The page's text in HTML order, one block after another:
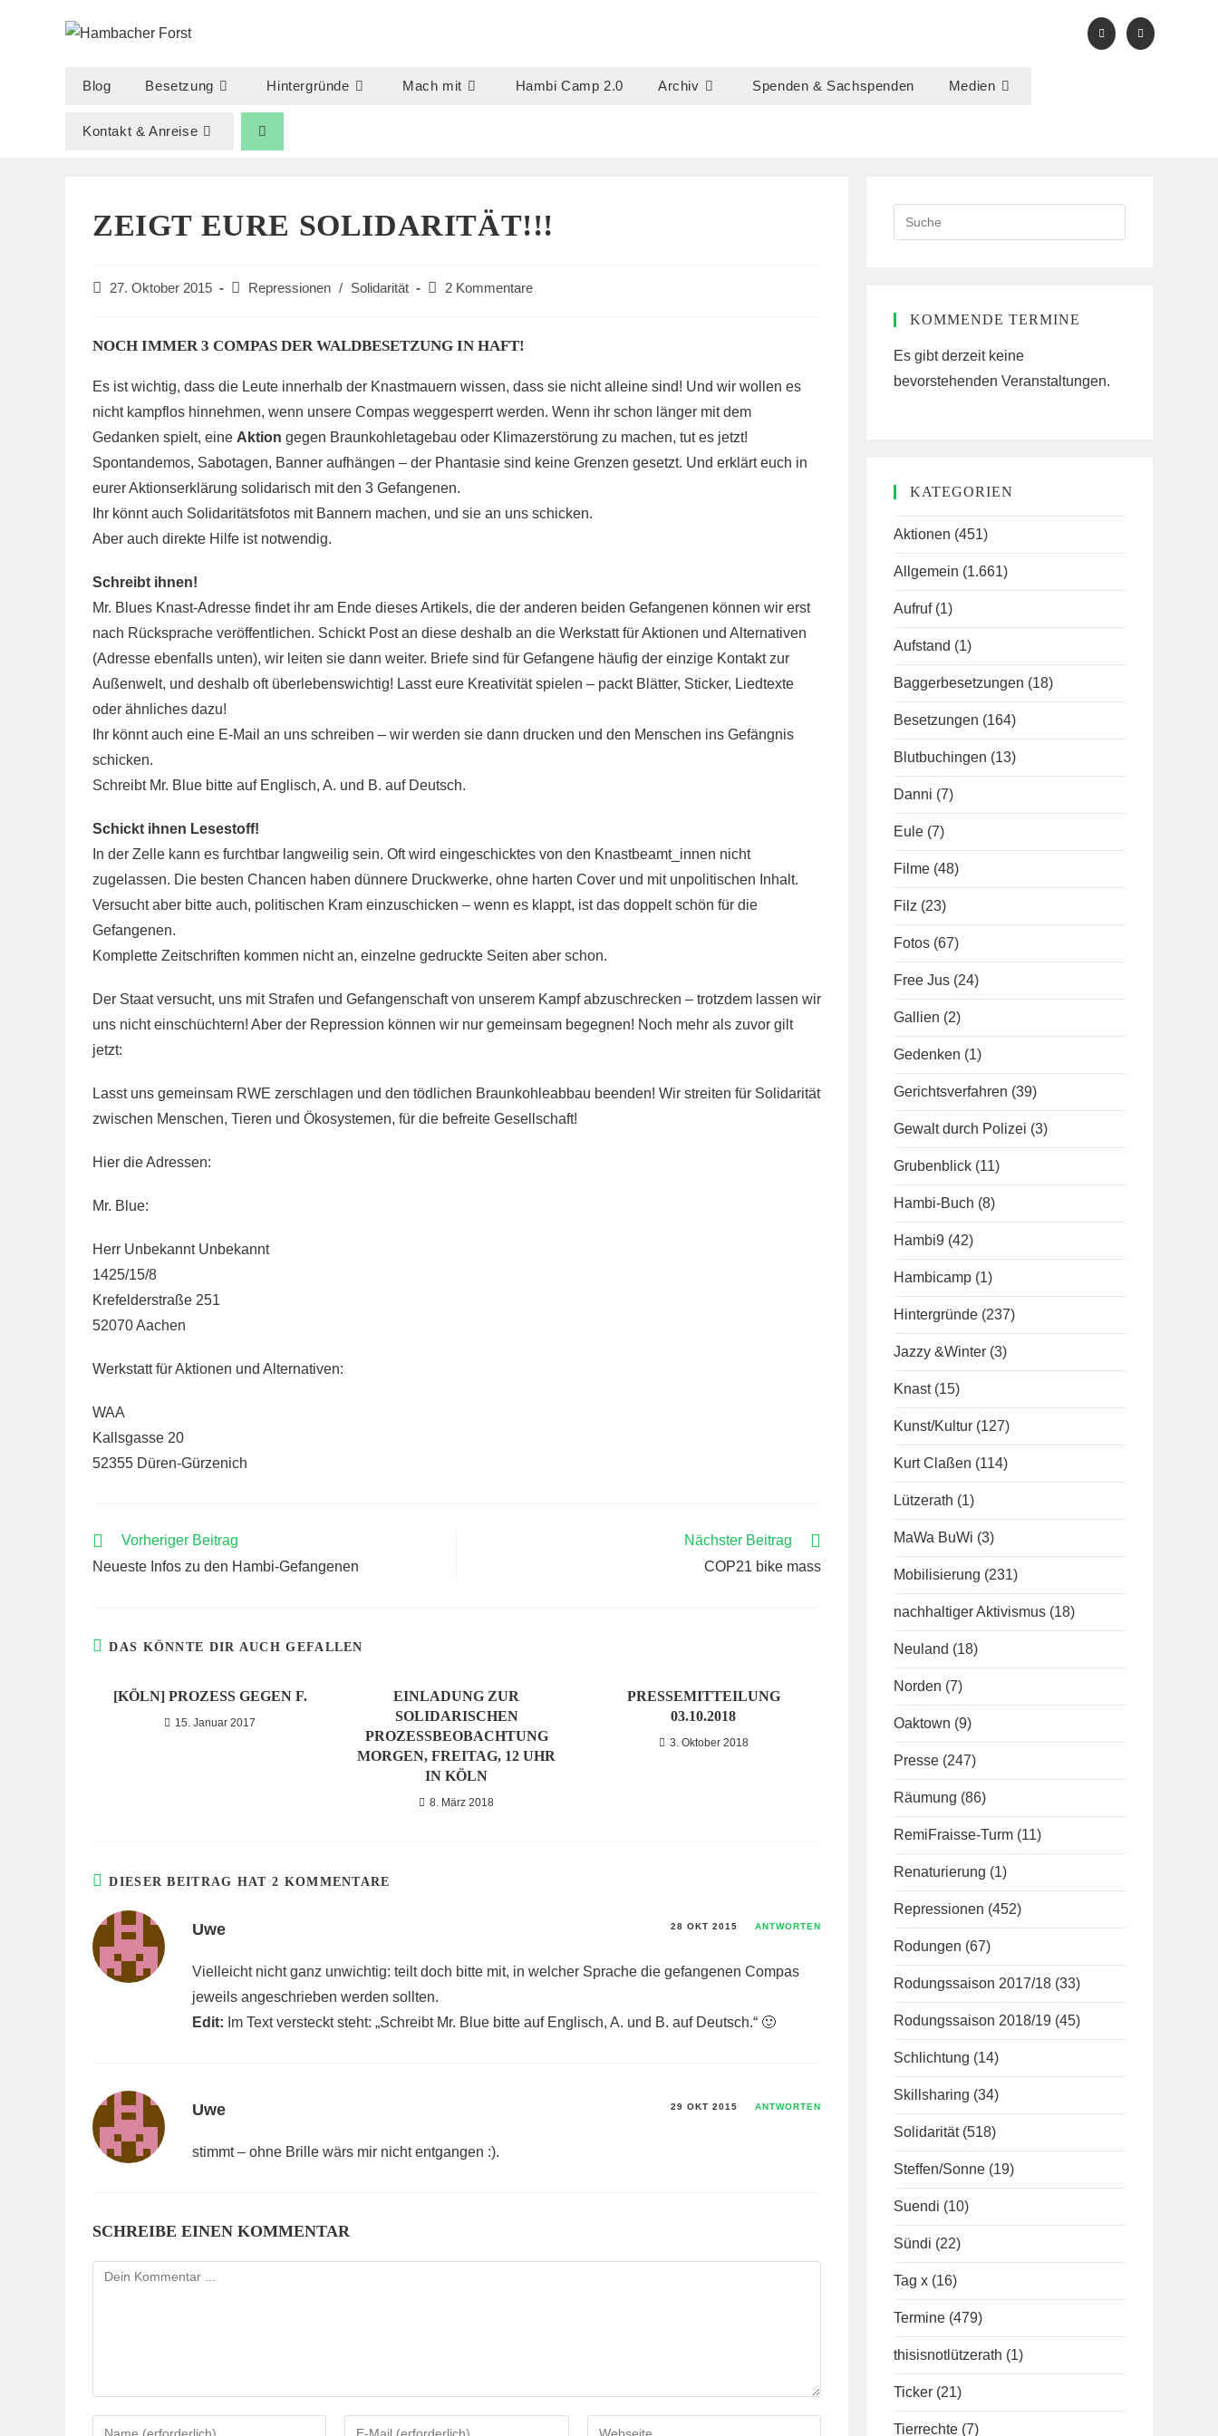
Blog Besetzung Hintergründe Mach mit Hambi Camp 2.0 Archiv Spenden & Sachspenden Medien
Kontakt & Anreise
ZEIGT EURE SOLIDARITÄT!!!
Beitrag
27. Oktober 2015
Beitrags-
Repressionen / Solidarität
Beitrags-
2 Kommentare
NOCH IMMER 3 COMPAS DER WALDBESETZUNG IN HAFT!
Es ist wichtig, dass die Leute innerhalb der Knastmauern wissen, dass sie nicht alleine sind! Und wir wollen es
nicht kampflos hinnehmen, wenn unsere Compas weggesperrt werden. Wenn ihr schon länger mit dem
Gedanken spielt, eine Aktion gegen Braunkohletagebau oder Klimazerstörung zu machen, tut es jetzt!
Spontandemos, Sabotagen, Banner aufhängen – der Phantasie sind keine Grenzen gesetzt. Und erklärt euch in
eurer Aktionserklärung solidarisch mit den 3 Gefangenen.
Ihr könnt auch Solidaritätsfotos mit Bannern machen, und sie an uns schicken.
Aber auch direkte Hilfe ist notwendig.
Schreibt ihnen!
Mr. Blues Knast-Adresse findet ihr am Ende dieses Artikels, die der anderen beiden Gefangenen können wir erst
nach Rücksprache veröffentlichen. Schickt Post an diese deshalb an die Werkstatt für Aktionen und Alternativen
(Adresse ebenfalls unten), wir leiten sie dann weiter. Briefe sind für Gefangene häufig der einzige Kontakt zur
Außenwelt, und deshalb oft überlebenswichtig! Lasst eure Kreativität spielen – packt Blätter, Sticker, Liedtexte
oder ähnliches dazu!
Ihr könnt auch eine E-Mail an uns schreiben – wir werden sie dann drucken und den Menschen ins Gefängnis
schicken.
Schreibt Mr. Blue bitte auf Englisch, A. und B. auf Deutsch.
Schickt ihnen Lesestoff!
In der Zelle kann es furchtbar langweilig sein. Oft wird eingeschicktes von den Knastbeamt_innen nicht
zugelassen. Die besten Chancen haben dünnere Druckwerke, ohne harten Cover und mit unpolitischen Inhalt.
Versucht aber bitte auch, politischen Kram einzuschicken – wenn es klappt, ist das doppelt schön für die
Gefangenen.
Komplette Zeitschriften kommen nicht an, einzelne gedruckte Seiten aber schon.
Der Staat versucht, uns mit Strafen und Gefangenschaft von unserem Kampf abzuschrecken – trotzdem lassen wir
uns nicht einschüchtern! Aber der Repression können wir nur gemeinsam begegnen! Noch mehr als zuvor gilt
jetzt:
Lasst uns gemeinsam RWE zerschlagen und den tödlichen Braunkohleabbau beenden! Wir streiten für Solidarität
zwischen Menschen, Tieren und Ökosystemen, für die befreite Gesellschaft!
Hier die Adressen:
Mr. Blue:
Herr Unbekannt Unbekannt
1425/15/8
Krefelderstraße 251
52070 Aachen
Werkstatt für Aktionen und Alternativen:
WAA
Kallsgasse 20
52355 Düren-Gürzenich
WEITERE
ANSEHEN
Vorheriger Beitrag
Neueste Infos zu den Hambi-Gefangenen
Nächster Beitrag
COP21 bike mass
DAS KÖNNTE DIR AUCH GEFALLEN
[KÖLN] PROZESS GEGEN F.
15. Januar 2017
EINLADUNG ZUR
SOLIDARISCHEN
PROZESSBEOBACHTUNG
MORGEN, FREITAG, 12 UHR
IN KÖLN
8. März 2018
PRESSEMITTEILUNG
03.10.2018
3. Oktober 2018
DIESER BEITRAG HAT 2 KOMMENTARE
Uwe 28 OKT 2015 ANTWORTEN
Vielleicht nicht ganz unwichtig: teilt doch bitte mit, in welcher Sprache die gefangenen Compas
jeweils angeschrieben werden sollten.
Edit: Im Text versteckt steht: „Schreibt Mr. Blue bitte auf Englisch, A. und B. auf Deutsch.“ 🙂
Uwe 29 OKT 2015 ANTWORTEN
stimmt – ohne Brille wärs mir nicht entgangen :).
SCHREIBE EINEN KOMMENTAR
Kommentieren
this
KOMMENDE TERMINE
Es gibt derzeit keine
bevorstehenden Veranstaltungen.
KATEGORIEN
Aktionen (451)
Allgemein (1.661)
Aufruf (1)
Aufstand (1)
Baggerbesetzungen (18)
Besetzungen (164)
Blutbuchingen (13)
Danni (7)
Eule (7)
Filme (48)
Filz (23)
Fotos (67)
Free Jus (24)
Gallien (2)
Gedenken (1)
Gerichtsverfahren (39)
Gewalt durch Polizei (3)
Grubenblick (11)
Hambi-Buch (8)
Hambi9 (42)
Hambicamp (1)
Hintergründe (237)
Jazzy &Winter (3)
Knast (15)
Kunst/Kultur (127)
Kurt Claßen (114)
Lützerath (1)
MaWa BuWi (3)
Mobilisierung (231)
nachhaltiger Aktivismus (18)
Neuland (18)
Norden (7)
Oaktown (9)
Presse (247)
Räumung (86)
RemiFraisse-Turm (11)
Renaturierung (1)
Repressionen (452)
Rodungen (67)
Rodungssaison 2017/18 (33)
Rodungssaison 2018/19 (45)
Schlichtung (14)
Skillsharing (34)
Solidarität (518)
Steffen/Sonne (19)
Suendi (10)
Sündi (22)
Tag x (16)
Termine (479)
thisisnotlützerath (1)
Ticker (21)
Tierrechte (7)